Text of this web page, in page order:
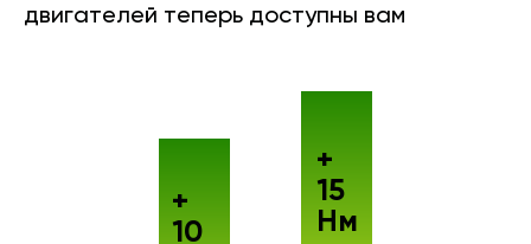
двигателей теперь доступны вам
+
10
+
15
Нм